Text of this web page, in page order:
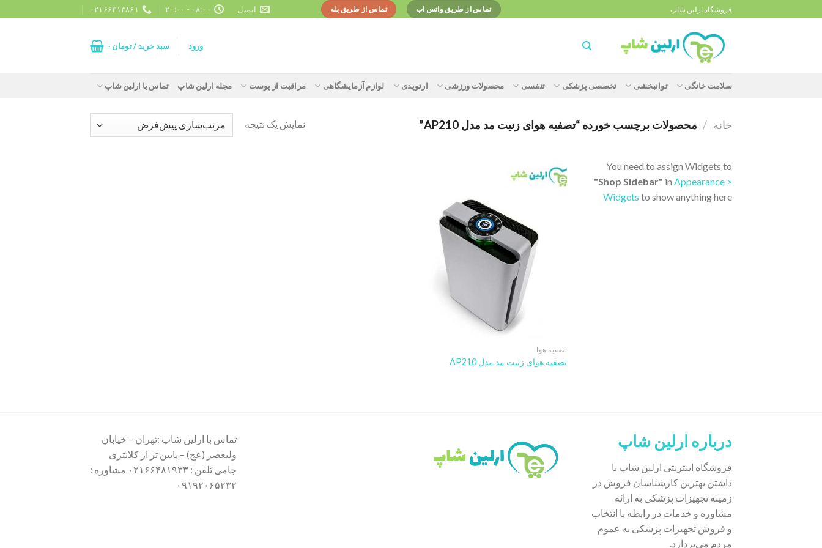
to
فروشگاه ارلین شاپ تماس از طریق واتس اپ تماس از طریق بله ایمیل ۰۸:۰۰ - ۲۰:۰۰ ۰۲۱۶۶۴۱۳۸۶۱
ورود سبد خرید /تومان ۰
سلامت خانگی توانبخشی تخصصی پزشکی تنفسی محصولات ورزشی ارتوپدی لوازم آزمایشگاهی مراقبت از پوست مجله ارلین شاپ تماس با ارلین شاپ
خانه / محصولات برچسب خورده “تصفیه هوای زنیت مد مدل AP210” نمایش یک نتیجه
You need to assign Widgets to
"Shop Sidebar" in Appearance >
Widgets to show anything here
wishlist
تصفیه هوا
تصفیه هوای زنیت مد مدل AP210
درباره ارلین شاپ
فروشگاه اینترنتی ارلین شاپ با
داشتن بهترین کارشناسان فروش در
زمینه تجهیزات پزشکی به ارائه
مشاوره و خدمات در رابطه با انتخاب
و فروش تجهیزات پزشکی به عموم
مردم می‌پردازد.
تماس با ارلین شاپ :تهران – خیابان
ولیعصر (عج) – پایین تر از کلانتری
جامی تلفن : ۰۲۱۶۶۴۸۱۹۳۳ مشاوره :
۰۹۱۹۲۰۶۵۲۳۲